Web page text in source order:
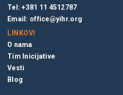
Tel: +381 11 4512787
Email: office@yihr.org
LINKOVI
O nama
Tim Inicijative
Vesti
Blog